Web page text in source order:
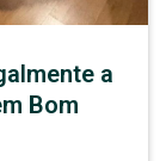
a
Bom